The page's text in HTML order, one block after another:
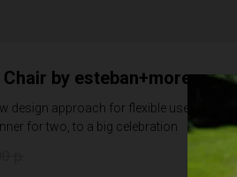
Chair by esteban+moreno
design approach for flexible use:
for two, to a big celebration